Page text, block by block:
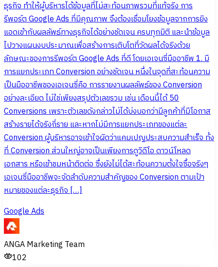
ธุรกิจ ทำให้ผู้บริหารได้ข้อมูลที่ไม่สะท้อนภาพรวมที่แท้จริง การ
รีพอร์ต Google Ads ที่มีคุณภาพ จึงต้องเชื่อมโยงข้อมูลจากการยิง
แอดเข้ากับผลลัพธ์ทางธุรกิจได้อย่างชัดเจน ครบทุกมิติ และนำข้อมูล
ไปวางแผนงบประมาณเพื่อสร้างการเติบโตที่วัดผลได้จริงด้วย
ลักษณะของการรีพอร์ต Google Ads ที่ดี โดยเอเจนซี่มืออาชีพ 1. มี
การแยกประเภท Conversion อย่างชัดเจน หนึ่งในจุดที่สะท้อนความ
เป็นมืออาชีพของเอเจนซี่คือ การรายงานผลลัพธ์ของ Conversion
อย่างละเอียด ไม่ใช่เพียงสรุปตัวเลขรวม เช่น เดือนนี้ได้ 50
Conversions เพราะตัวเลขดังกล่าวไม่ได้บ่งบอกว่ามีลูกค้าที่มีโอกาส
สร้างรายได้จริงกี่ราย และหากไม่มีการแยกประเภทของแต่ละ
Conversion ผู้บริหารอาจเข้าใจผิดว่าแคมเปญประสบความสำเร็จ ทั้ง
ที่ Conversion ส่วนใหญ่อาจเป็นเพียงการดูวิดีโอ ดาวน์โหลด
เอกสาร หรือเข้าชมหน้าติดต่อ ซึ่งยังไม่ได้สะท้อนความตั้งใจซื้อจริงๆ
เอเจนซี่มืออาชีพจะจัดลำดับความสำคัญของ Conversion ตามเป้า
หมายของแต่ละธุรกิจ […]
Google Ads
ANGA Marketing Team
102